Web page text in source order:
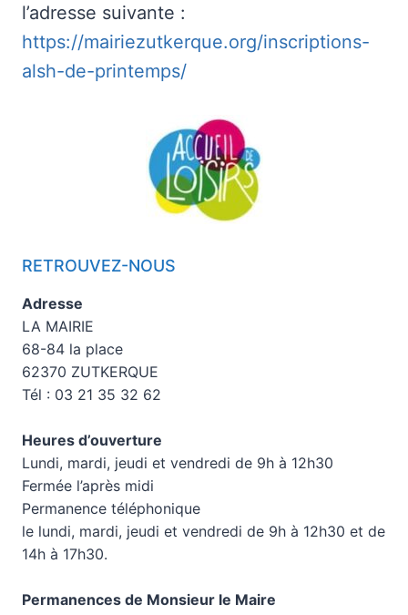
l’adresse suivante :
https://mairiezutkerque.org/inscriptions-
alsh-de-printemps/
RETROUVEZ-NOUS
Adresse
LA MAIRIE
68-84 la place
62370 ZUTKERQUE
Tél : 03 21 35 32 62
Heures d’ouverture
Lundi, mardi, jeudi et vendredi de 9h à 12h30
Fermée l’après midi
Permanence téléphonique
le lundi, mardi, jeudi et vendredi de 9h à 12h30 et de
14h à 17h30.
Permanences de Monsieur le Maire